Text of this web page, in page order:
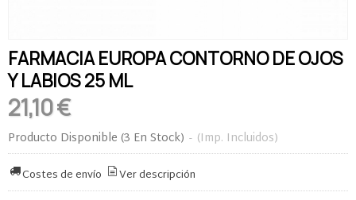
FARMACIA EUROPA CONTORNO DE OJOS
Y LABIOS 25 ML
21,10 €
Producto Disponible (3 En Stock) - (Imp. Incluidos)
Costes de envío Ver descripción